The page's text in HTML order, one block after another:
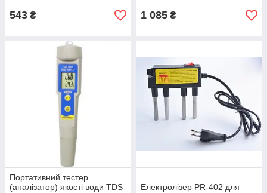
543 ₴ 1 085 ₴
Портативний тестер
(аналізатор) якості води TDS
Електролізер PR-402 для